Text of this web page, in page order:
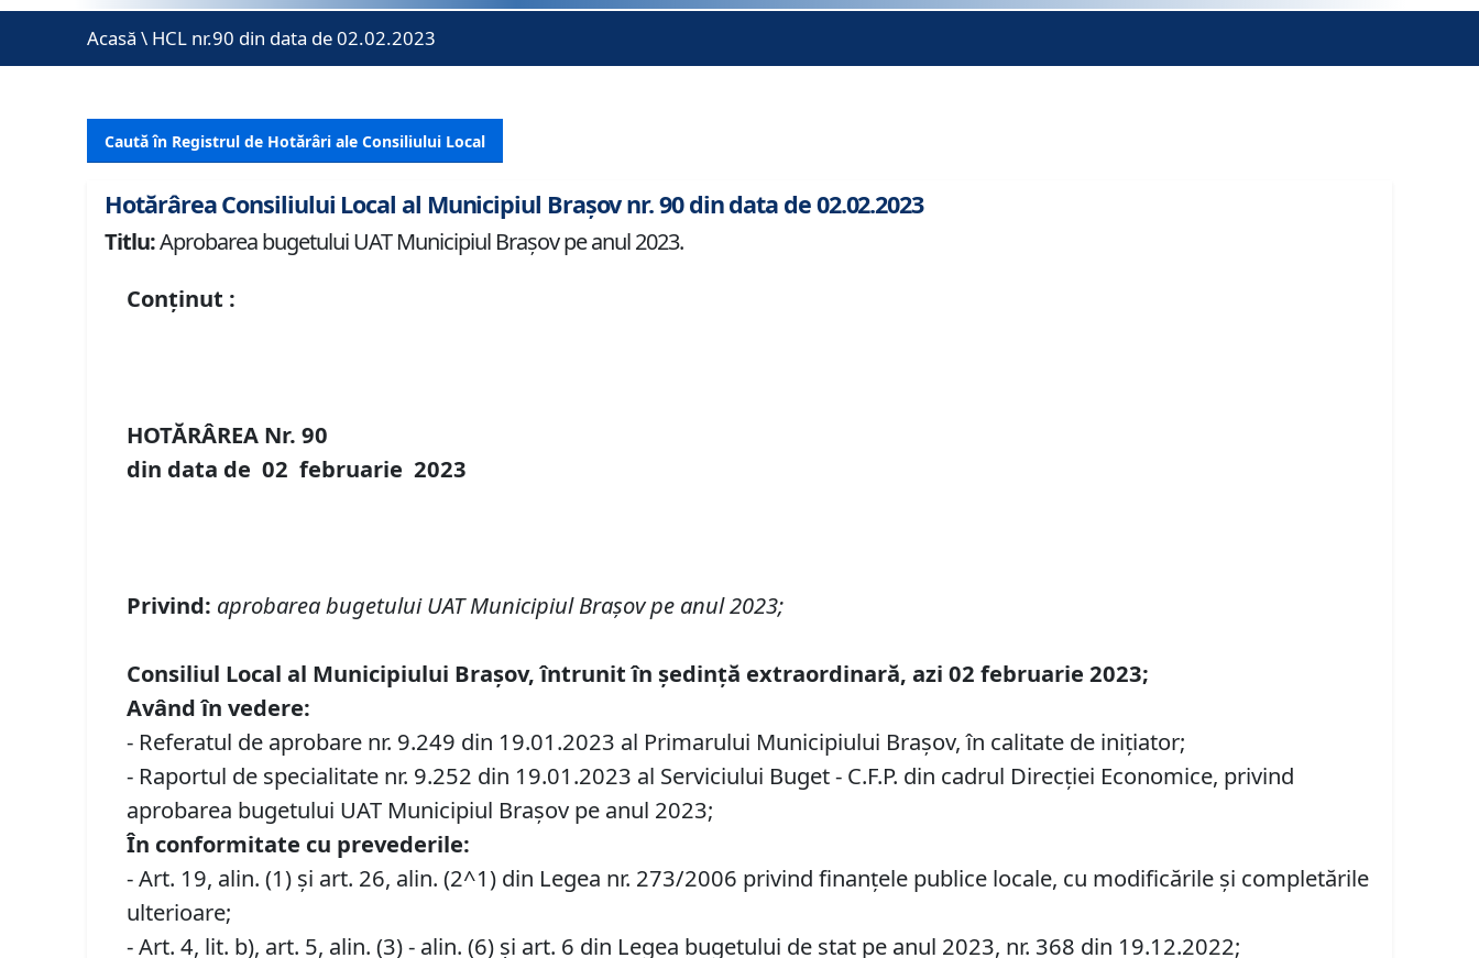
Acasă \ HCL nr.90 din data de 02.02.2023
Caută în Registrul de Hotărâri ale Consiliului Local
Hotărârea Consiliului Local al Municipiul Brașov nr. 90 din data de 02.02.2023
Titlu:Aprobarea bugetului UAT Municipiul Braşov pe anul 2023.
Conținut :
HOTĂRÂREA Nr.90
din data de 02 februarie2023
Privind: aprobarea bugetului UAT Municipiul Braşovpe anul 2023;
Consiliul Local al Municipiului Brașov, întrunit în ședință extraordinară, azi 02 februarie 2023;
Având în vedere:
- Referatul de aprobare nr. 9.249 din 19.01.2023 al Primarului Municipiului Braşov, în calitate de inițiator;
- Raportul de specialitate nr. 9.252 din 19.01.2023 al Serviciului Buget - C.F.P. din cadrul Direcției Economice, privind
aprobarea bugetului UAT Municipiul Braşov pe anul 2023;
În conformitate cu prevederile:
- Art. 19, alin. (1) și art. 26, alin. (2^1) din Legea nr. 273/2006 privind finanţele publice locale, cu modificările şi completările
ulterioare;
- Art. 4, lit. b), art. 5, alin. (3) - alin. (6) și art. 6 din Legea bugetului de stat pe anul 2023, nr. 368 din 19.12.2022;